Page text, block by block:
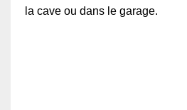
la cave ou dans le garage.